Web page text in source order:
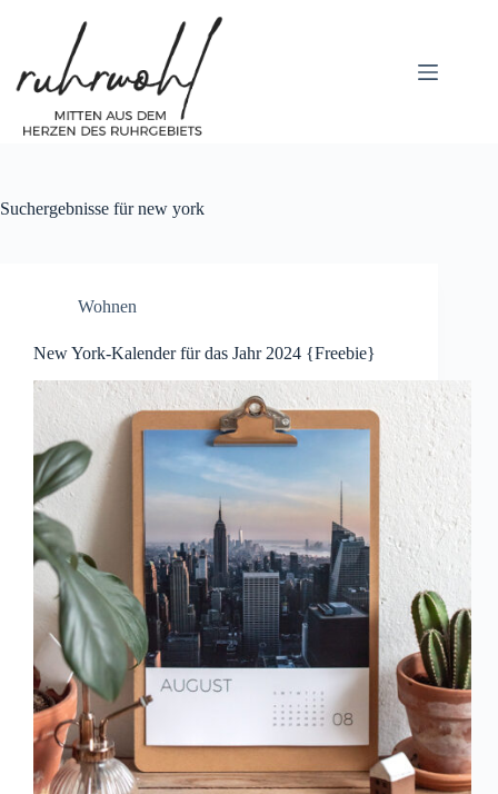
Suchergebnisse für new york
Wohnen
New York-Kalender für das Jahr 2024 {Freebie}